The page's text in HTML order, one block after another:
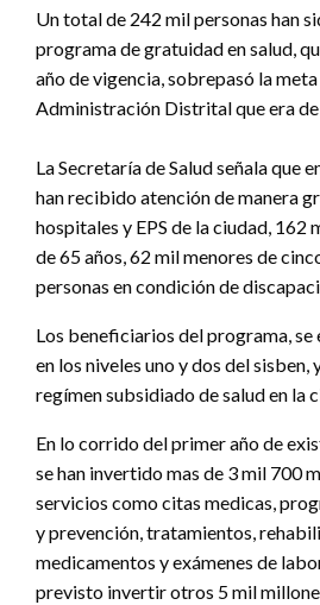
Un total de 242 mil personas han
programa de gratuidad en salud,
año de vigencia, sobrepasó la
Administración Distrital que era
La Secretaría de Salud señala que
han recibido atención de manera
hospitales y EPS de la ciudad, 162
de 65 años, 62 mil menores de
personas en condición de
Los beneficiarios del programa, se
en los niveles uno y dos del sisben,
regímen subsidiado de salud en la
En lo corrido del primer año de
se han invertido mas de 3 mil 700
servicios como citas medicas,
y prevención, tratamientos,
medicamentos y exámenes de
previsto invertir otros 5 mil